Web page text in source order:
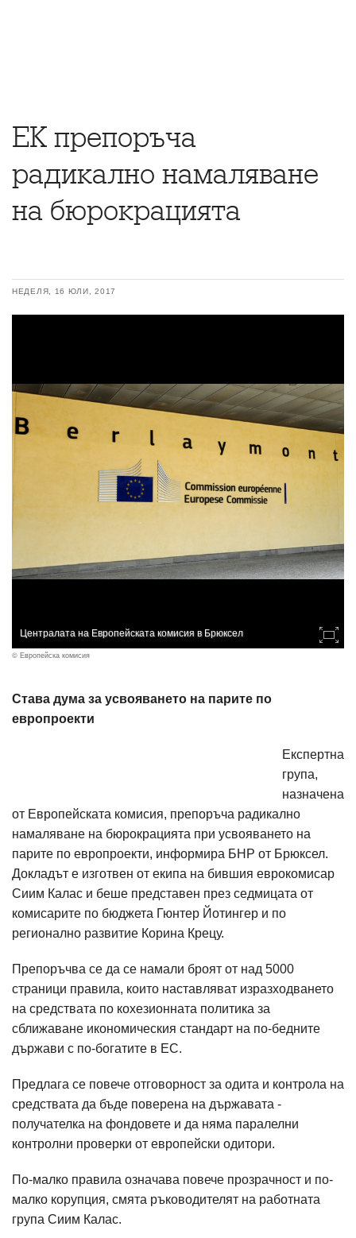
ЕК препоръча
радикално намаляване
на бюрокрацията
НЕДЕЛЯ, 16 ЮЛИ, 2017
Централата на Европейската комисия в Брюксел
© Европейска комисия
Става дума за усвояването на парите по
европроекти
Експертна
група,
назначена
от Европейската комисия, препоръча радикално
намаляване на бюрокрацията при усвояването на
парите по европроекти, информира БНР от Брюксел.
Докладът е изготвен от екипа на бившия еврокомисар
Сиим Калас и беше представен през седмицата от
комисарите по бюджета Гюнтер Йотингер и по
регионално развитие Корина Крецу.
Препоръчва се да се намали броят от над 5000
страници правила, които наставляват изразходването
на средствата по кохезионната политика за
сближаване икономическия стандарт на по-бедните
държави с по-богатите в ЕС.
Предлага се повече отговорност за одита и контрола на
средствата да бъде поверена на държавата -
получателка на фондовете и да няма паралелни
контролни проверки от европейски одитори.
По-малко правила означава повече прозрачност и по-
малко корупция, смята ръководителят на работната
група Сиим Калас.